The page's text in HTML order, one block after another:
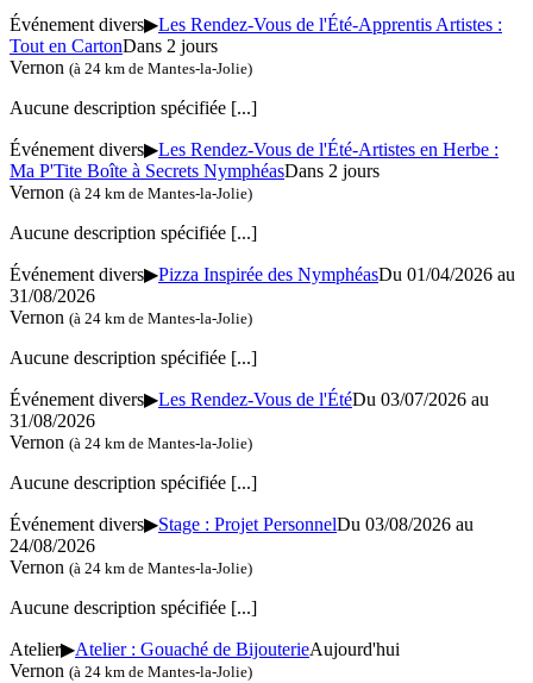
Événement divers▶Les Rendez-Vous de l'Été-Apprentis Artistes :
Tout en CartonDans 2 jours
Vernon (à 24 km de Mantes-la-Jolie)
Aucune description spécifiée [...]
Événement divers▶Les Rendez-Vous de l'Été-Artistes en Herbe :
Ma P'Tite Boîte à Secrets NymphéasDans 2 jours
Vernon (à 24 km de Mantes-la-Jolie)
Aucune description spécifiée [...]
Événement divers▶Pizza Inspirée des NymphéasDu 01/04/2026 au
31/08/2026
Vernon (à 24 km de Mantes-la-Jolie)
Aucune description spécifiée [...]
Événement divers▶Les Rendez-Vous de l'ÉtéDu 03/07/2026 au
31/08/2026
Vernon (à 24 km de Mantes-la-Jolie)
Aucune description spécifiée [...]
Événement divers▶Stage : Projet PersonnelDu 03/08/2026 au
24/08/2026
Vernon (à 24 km de Mantes-la-Jolie)
Aucune description spécifiée [...]
Atelier▶Atelier : Gouaché de BijouterieAujourd'hui
Vernon (à 24 km de Mantes-la-Jolie)